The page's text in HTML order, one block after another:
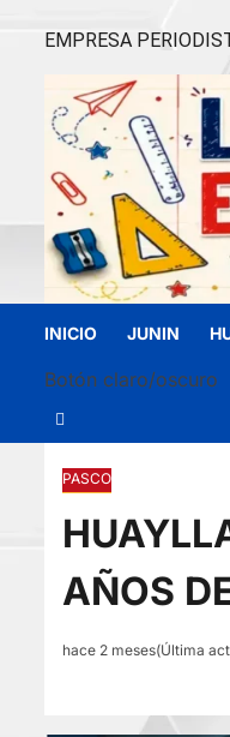
EMPRESA
INICIO JUNIN
Botón claro/oscuro
PASCO
AÑOS
hace 2 meses(Última